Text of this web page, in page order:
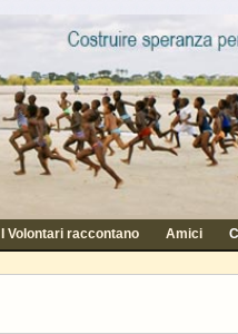
I Volontari raccontano Amici